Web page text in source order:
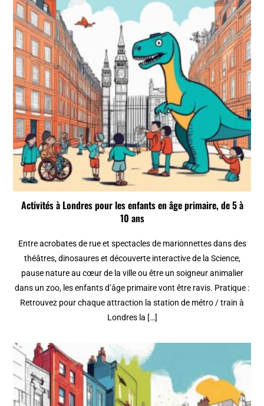
Activités à Londres pour les enfants en âge primaire, de 5 à
10 ans
Entre acrobates de rue et spectacles de marionnettes dans des
théâtres, dinosaures et découverte interactive de la Science,
pause nature au cœur de la ville ou être un soigneur animalier
dans un zoo, les enfants d’âge primaire vont être ravis. Pratique :
Retrouvez pour chaque attraction la station de métro / train à
Londres la […]